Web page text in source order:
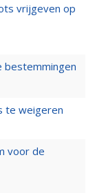
vrijgeven op
bestemmingen
te weigeren
voor de